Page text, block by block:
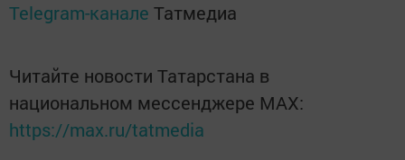
Telegram-канале Татмедиа
Читайте новости Татарстана в
национальном мессенджере MАХ:
https://max.ru/tatmedia